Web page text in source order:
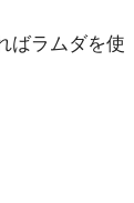
ばラムダを使